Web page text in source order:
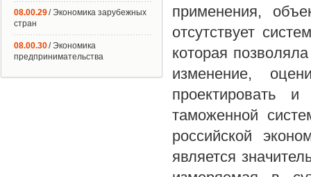
применения,
отсутствует
которая
изменение,
проектировать
таможенной
российской
является
08.00.29/ Экономика зарубежных
стран
08.00.30/ Экономика
предпринимательства